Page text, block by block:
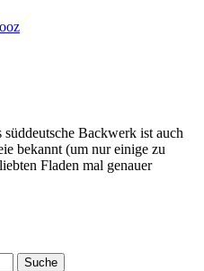
Backwerk ist auch
bekannt (um nur einige zu
Fladen mal genauer